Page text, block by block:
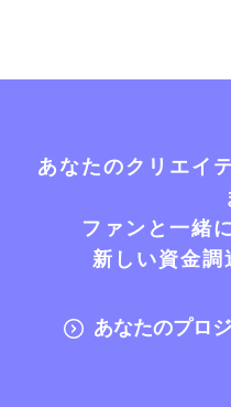
あなたのクリエイ
ファンと一緒
新しい資金
あなたのプロ